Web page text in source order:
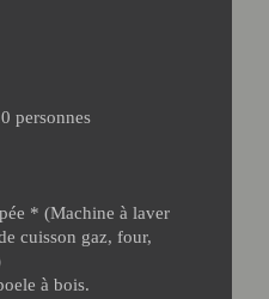
personnes
* (Machine à laver
cuisson gaz, four,
à bois.